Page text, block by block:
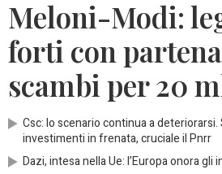
Meloni-Modi:
forti con
scambi per 20
Csc: lo scenario continua a deteriorarsi.
investimenti in frenata, cruciale il Pnrr
Dazi, intesa nella Ue: l’Europa onora gli